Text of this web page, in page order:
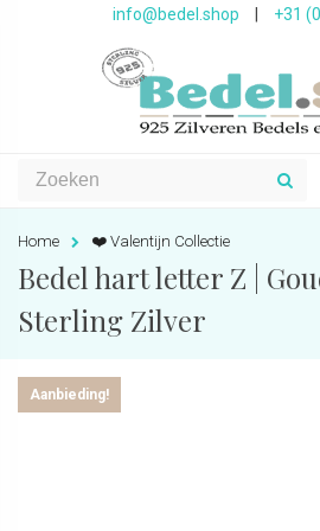
info@bedel.shop +31
Home ❤️ Valentijn Collectie
Bedel hart letter Z |
Sterling Zilver
Aanbieding!